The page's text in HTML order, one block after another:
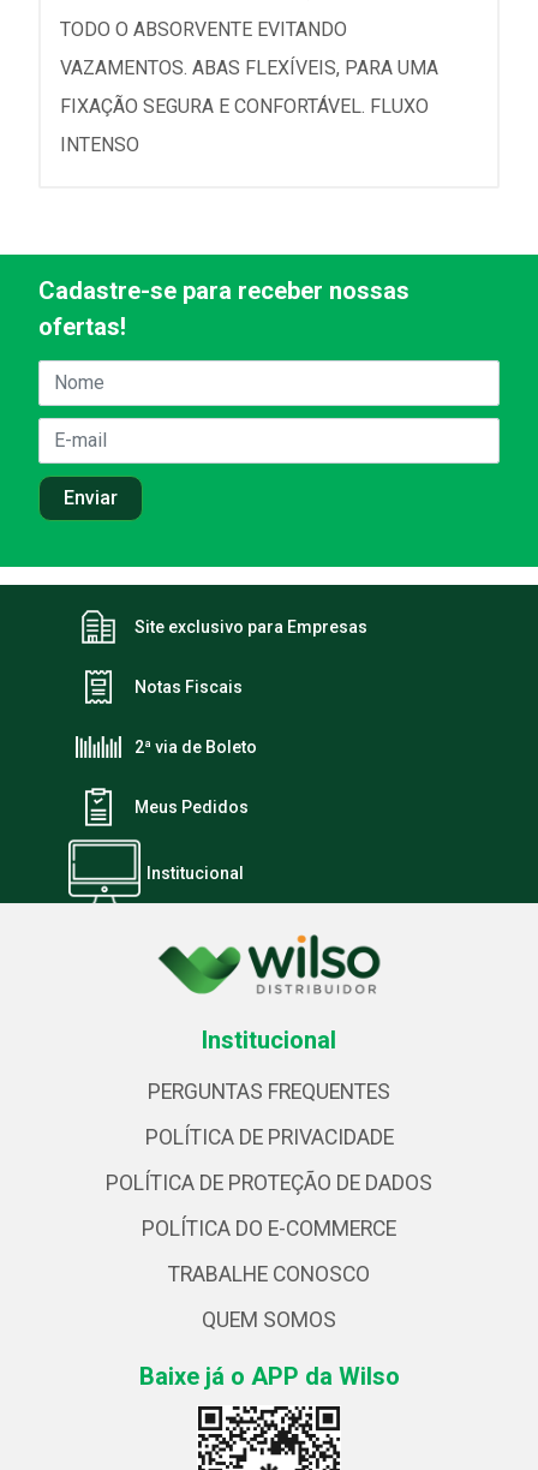
TODO O ABSORVENTE EVITANDO
VAZAMENTOS. ABAS FLEXÍVEIS, PARA UMA
FIXAÇÃO SEGURA E CONFORTÁVEL. FLUXO
INTENSO
Cadastre-se para receber nossas
ofertas!
Site exclusivo para Empresas
Notas Fiscais
2ª via de Boleto
Meus Pedidos
Institucional
Institucional
PERGUNTAS FREQUENTES
POLÍTICA DE PRIVACIDADE
POLÍTICA DE PROTEÇÃO DE DADOS
POLÍTICA DO E-COMMERCE
TRABALHE CONOSCO
QUEM SOMOS
Baixe já o APP da Wilso